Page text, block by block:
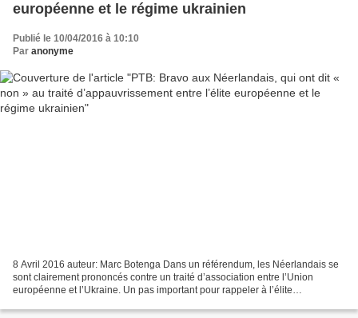
européenne et le régime ukrainien
Publié le 10/04/2016 à 10:10
Par anonyme
8 Avril 2016 auteur: ​Marc Botenga Dans un référendum, les Néerlandais se
sont clairement prononcés contre un traité d’association entre l’Union
européenne et l’Ukraine. Un pas important pour rappeler à l’élite